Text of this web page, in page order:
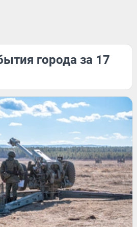
города за 17